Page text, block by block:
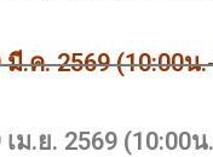
.ค. 2569 (10:00น
ม.ย. 2569 (10:00